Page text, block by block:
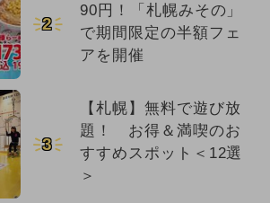
2
90円！「札幌みその」
で期間限定の半額フェ
アを開催
3
【札幌】無料で遊び放
題！ お得＆満喫のお
すすめスポット＜12選
＞